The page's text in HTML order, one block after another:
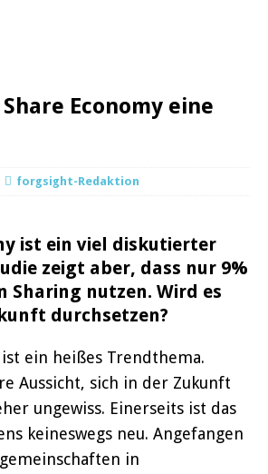
Economy eine
forgsight-Redaktion
ist ein viel diskutierter
zeigt aber, dass nur 9%
Sharing nutzen. Wird es
durchsetzen?
ein heißes Trendthema.
Aussicht, sich in der Zukunft
ungewiss. Einerseits ist das
keineswegs neu. Angefangen
in